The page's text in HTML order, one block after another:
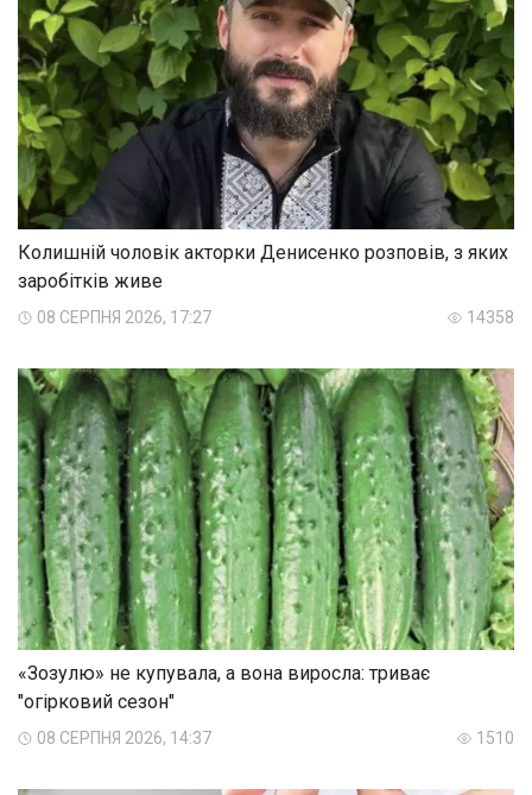
Колишній чоловік акторки Денисенко розповів, з яких
заробітків живе
08 СЕРПНЯ 2026, 17:27 14358
«Зозулю» не купувала, а вона виросла: триває
"огірковий сезон"
08 СЕРПНЯ 2026, 14:37 1510